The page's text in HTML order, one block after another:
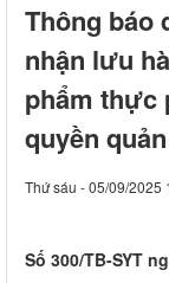
Thông báo
nhận lưu
phẩm thực
quyền
Thứ sáu - 05/09/2025
Số 300/TB-SYT